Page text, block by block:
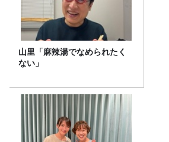
山里「麻辣湯でなめられたく
ない」